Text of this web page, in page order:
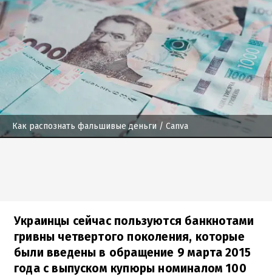
Как распознать фальшивые деньги / Canva
Украинцы сейчас пользуются банкнотами
гривны четвертого поколения, которые
были введены в обращение 9 марта 2015
года с выпуском купюры номиналом 100